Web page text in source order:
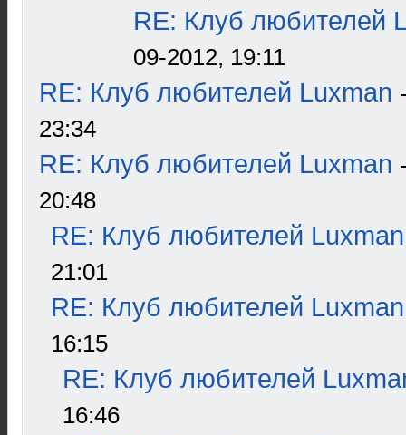
RE: Клуб любителей
09-2012, 19:11
RE: Клуб любителей Luxman
23:34
RE: Клуб любителей Luxman
20:48
RE: Клуб любителей Luxman
21:01
RE: Клуб любителей Luxman
16:15
RE: Клуб любителей
16:46